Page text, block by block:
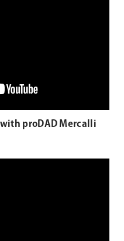
proDAD Mercalli